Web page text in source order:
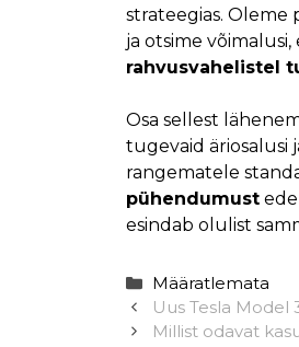
strateegias.
ja otsime
rahvusvahelistel
Osa sellest
tugevaid äriosalusi
rangematele
pühendumust
esindab olulist
Categories
Määratlemata
Uus Tesla
Millist odavat